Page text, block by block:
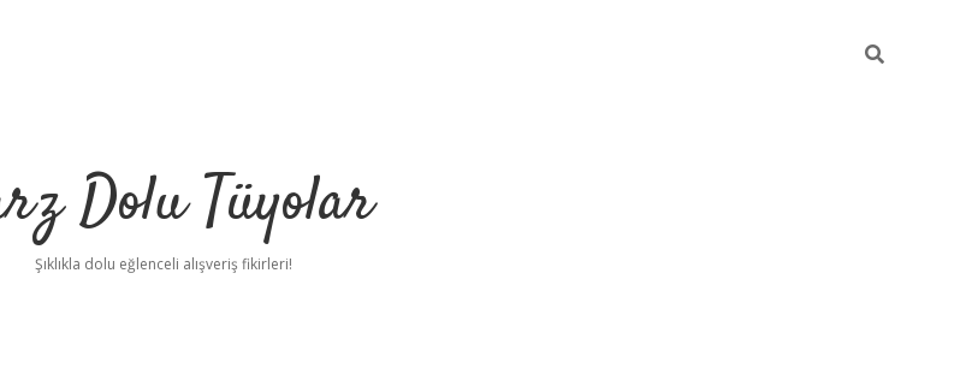
Dolu Tüyolar
Şıklıkla dolu eğlenceli alışveriş fikirleri!